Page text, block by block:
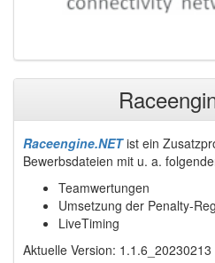
Raceengine.NETist ein
Bewerbsdateien mit u. a.
Teamwertungen
Umsetzung der Penalty-
LiveTiming
Aktuelle Version: 1.1.6_20230213